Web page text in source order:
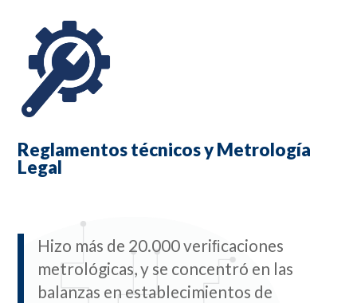
Reglamentos técnicos y Metrología
Legal
Hizo más de 20.000 veriﬁcaciones
metrológicas, y se concentró en las
balanzas en establecimientos de